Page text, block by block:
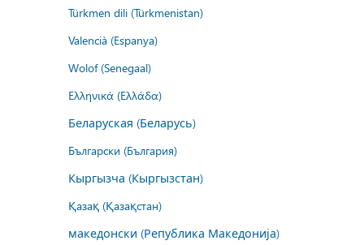
Türkmen dili (Türkmenistan)
Valencià (Espanya)
Wolof (Senegaal)
Ελληνικά (Ελλάδα)
Беларуская (Беларусь)
Български (България)
Кыргызча (Кыргызстан)
Қазақ (Қазақстан)
македонски (Република Македонија)